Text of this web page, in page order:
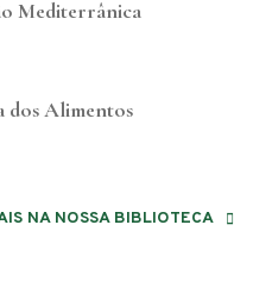
Mediterrânica
dos Alimentos
NA NOSSA BIBLIOTECA